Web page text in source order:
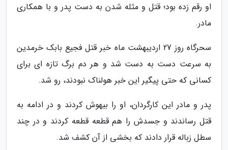
او رقم زده بود؛ قتل و مثله شدن به دست پدر و با همکاری
مادر.
سحرگاه روز 27 اردیبهشت ماه خبر قتل فجیع بابک خرمدین
به سرعت دست به دست شد و هر دم برگ تازه ای برای
کسانی که حتی پیگیر این خبر هولناک نبودند، رو شد.
پدر و مادر این کارگردان، او را بیهوش کردند و در ادامه به
قتل رساندند و جسدش را هم قطعه قطعه کردند و در چند
سطل زباله قرار دادند که بخشی از آن کشف شد.